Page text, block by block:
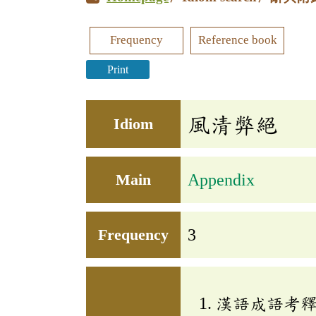
Frequency Reference book
Print
Idiom 風清弊絕
Main Appendix
Frequency 3
漢語成語考